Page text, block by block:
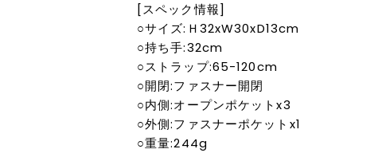
[スペック情報]
○サイズ:Ｈ32xW30xD13cm
○持ち手:32cm
○ストラップ:65-120cm
○開閉:ファスナー開閉
○内側:オープンポケットx3
○外側:ファスナーポケットx1
○重量:244g